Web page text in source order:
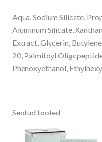
Aqua, Sodium Silicate,
Aluminum Silicate,
Extract, Glycerin,
20, Palmitoyl
Phenoxyethanol,
Seotud tooted